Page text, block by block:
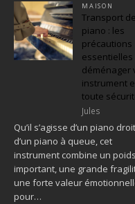
MAISON
Transport de
piano : les
précautions
déménager
instrument
toute
Jules
Qu’il s’agisse d’un piano
d’un piano à queue, cet
instrument combine un poids
important, une grande
une forte valeur
pour…